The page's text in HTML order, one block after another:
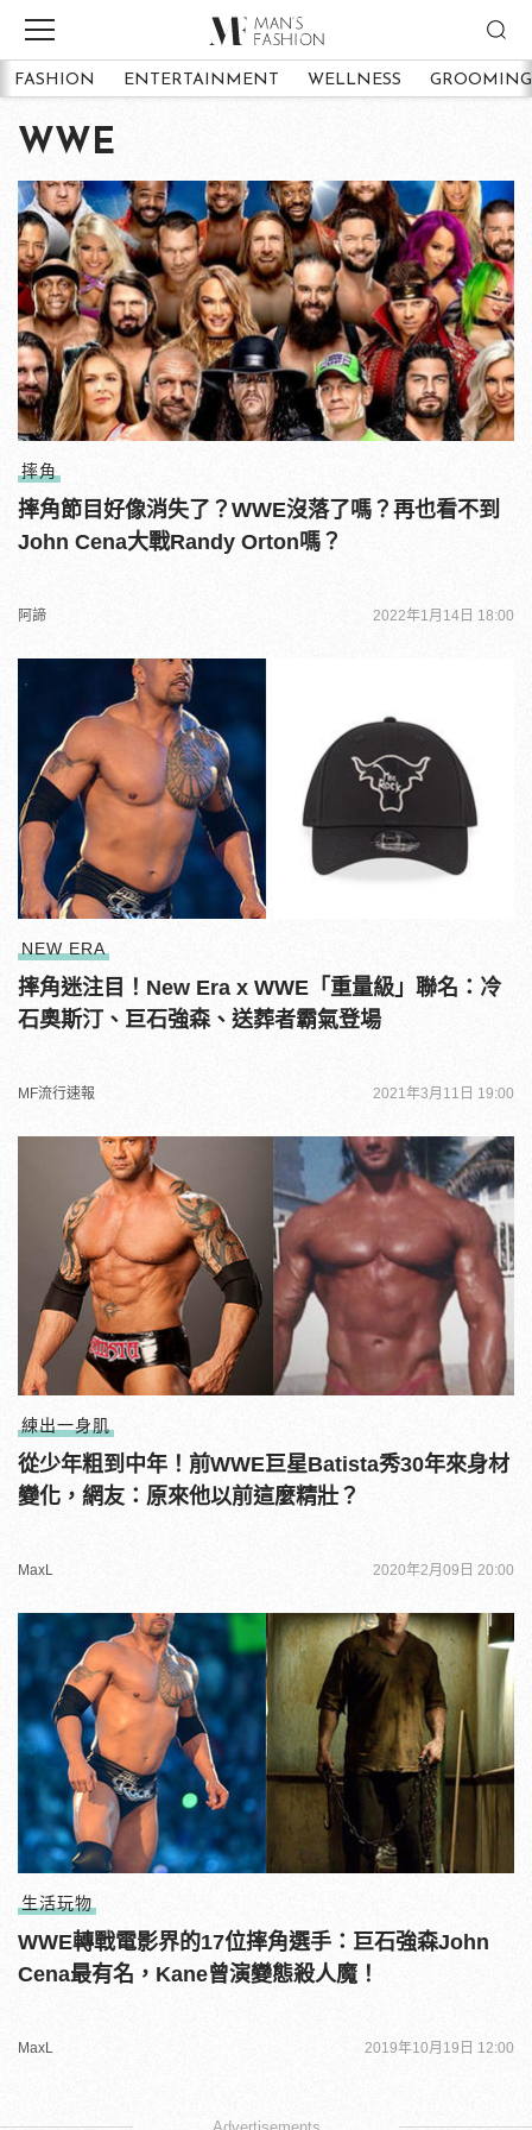
FASHION ENTERTAINMENT WELLNESS GROOMING
WWE
摔角
摔角節目好像消失了？WWE沒落了嗎？再也看不到
John Cena大戰Randy Orton嗎？
阿諦 2022年1月14日 18:00
NEW ERA
摔角迷注目！New Era x WWE「重量級」聯名：冷
石奧斯汀、巨石強森、送葬者霸氣登場
MF流行速報 2021年3月11日 19:00
練出一身肌
從少年粗到中年！前WWE巨星Batista秀30年來身材
變化，網友：原來他以前這麼精壯？
MaxL 2020年2月09日 20:00
生活玩物
WWE轉戰電影界的17位摔角選手：巨石強森John
Cena最有名，Kane曾演變態殺人魔！
MaxL 2019年10月19日 12:00